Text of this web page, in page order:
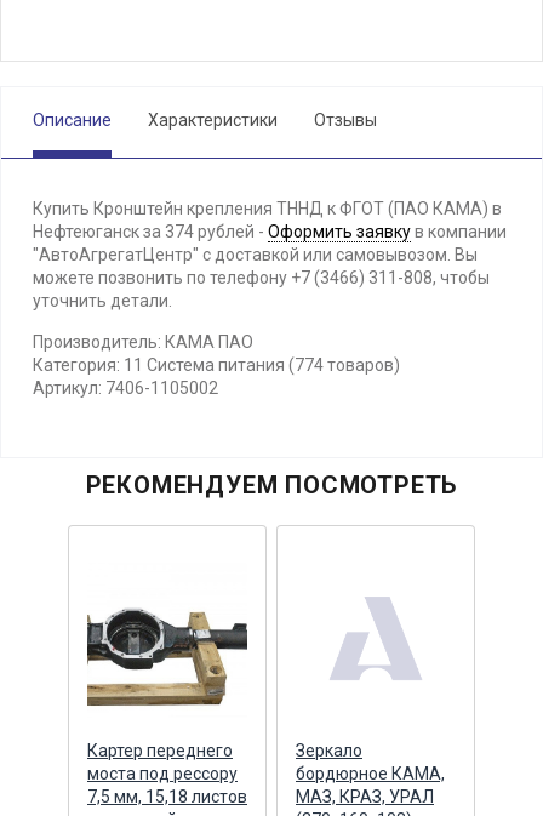
Описание Характеристики Отзывы
Купить Кронштейн крепления ТННД к ФГОТ (ПАО КАМА) в
Нефтеюганск за 374 рублей - Оформить заявкув компании
"АвтоАгрегатЦентр" с доставкой или самовывозом. Вы
можете позвонить по телефону +7 (3466) 311-808, чтобы
уточнить детали.
Производитель: КАМА ПАО
Категория: 11 Система питания (774 товаров)
Артикул: 7406-1105002
РЕКОМЕНДУЕМ ПОСМОТРЕТЬ
Картер переднего
моста под рессору
7,5 мм, 15,18 листов
Зеркало
бордюрное КАМА,
МАЗ, КРАЗ, УРАЛ